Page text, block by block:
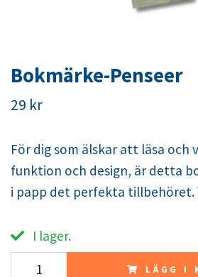
Bokmärke-Penseer
29 kr
För dig som älskar att läsa och
funktion och design, är detta
i papp det perfekta
I lager.
LÄGG I